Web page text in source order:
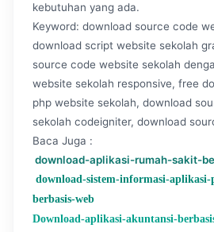
kebutuhan yang ada.
Keyword: download source code
download script website sekolah
source code website sekolah
website sekolah responsive, free
php website sekolah, download
sekolah codeigniter, download
Baca Juga :
download-aplikasi-rumah-sakit-
download-sistem-informasi-
berbasis-web
Download-aplikasi-akuntansi-